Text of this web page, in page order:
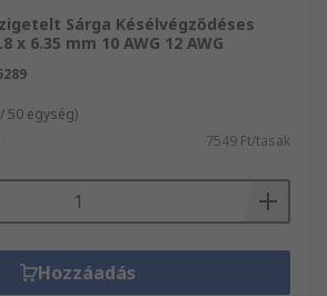
Szigetelt Sárga Késélvégződéses
x 6.35 mm 10 AWG 12 AWG
50 egység)
7549 Ft/tasak
Hozzáadás